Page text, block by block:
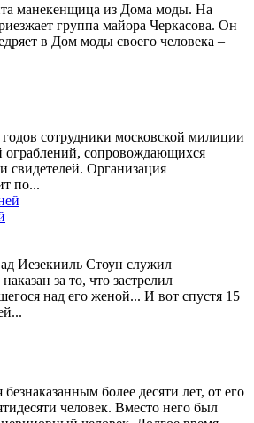
манекенщица из Дома моды. На
группа майора Черкасова. Он
в Дом моды своего человека –
сотрудники московской милиции
ограблений, сопровождающихся
свидетелей. Организация
по...
Иезекииль Стоун служил
за то, что застрелил
над его женой... И вот спустя 15
более десяти лет, от его
человек. Вместо него был